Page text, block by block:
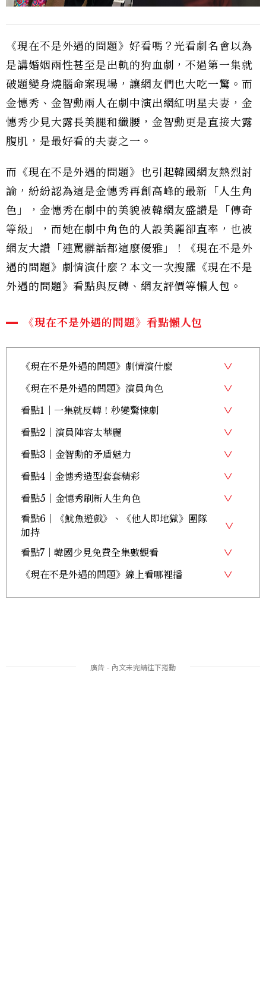
《現在不是外遇的問題》好看嗎？光看劇名會以為
是講婚姻兩性甚至是出軌的狗血劇，不過第一集就
破題變身燒腦命案現場，讓網友們也大吃一驚。而
金憓秀、金智勳兩人在劇中演出網紅明星夫妻，金
憓秀少見大露長美腿和纖腰，金智勳更是直接大露
腹肌，是最好看的夫妻之一。
而《現在不是外遇的問題》也引起韓國網友熱烈討
論，紛紛認為這是金憓秀再創高峰的最新「人生角
色」，金憓秀在劇中的美貌被韓網友盛讚是「傳奇
等級」，而她在劇中角色的人設美麗卻直率，也被
網友大讚「連罵髒話都這麼優雅」！《現在不是外
遇的問題》劇情演什麼？本文一次搜羅《現在不是
外遇的問題》看點與反轉、網友評價等懶人包。
《現在不是外遇的問題》看點懶人包
《現在不是外遇的問題》劇情演什麼
《現在不是外遇的問題》演員角色
看點1｜一集就反轉！秒變驚悚劇
看點2｜演員陣容太華麗
看點3｜金智勳的矛盾魅力
看點4｜金憓秀造型套套精彩
看點5｜金憓秀刷新人生角色
看點6｜《魷魚遊戲》、《他人即地獄》團隊
加持
看點7｜韓國少見免費全集數觀看
《現在不是外遇的問題》線上看哪裡播